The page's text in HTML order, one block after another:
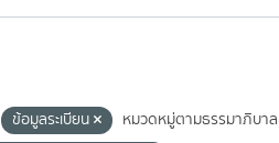
ข้อมูลระเบียน
หมวดหมู่ตามธรรมาภิบา